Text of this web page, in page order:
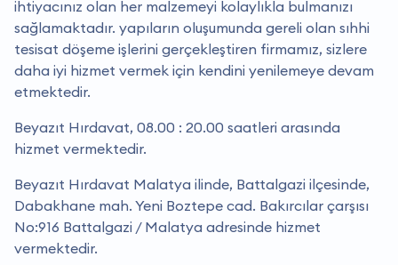
ihtiyacınız olan her malzemeyi kolaylıkla bulmanızı
sağlamaktadır. yapıların oluşumunda gereli olan sıhhi
tesisat döşeme işlerini gerçekleştiren firmamız, sizlere
daha iyi hizmet vermek için kendini yenilemeye devam
etmektedir.
Beyazıt Hırdavat, 08.00 : 20.00 saatleri arasında
hizmet vermektedir.
Beyazıt Hırdavat Malatya ilinde, Battalgazi ilçesinde,
Dabakhane mah. Yeni Boztepe cad. Bakırcılar çarşısı
No:916 Battalgazi / Malatya adresinde hizmet
vermektedir.